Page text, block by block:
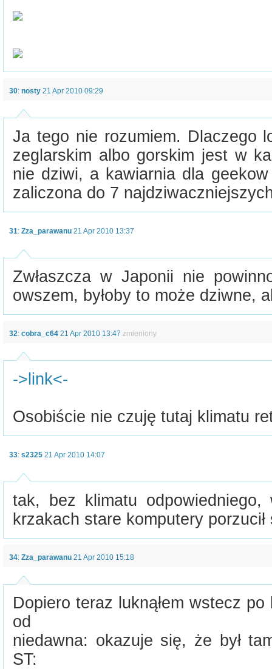
30: nosty 21 Apr 2010 09:29
Ja tego nie rozumiem. Dlaczego
zeglarskim albo gorskim jest w
nie dziwi, a kawiarnia dla
zaliczona do 7
31: Zza_parawanu 21 Apr 2010 13:37
Zwłaszcza w Japonii nie
owszem, byłoby to może dziwne,
32: cobra_c64 21 Apr 2010 13:47 zmieniony
->link<-
Osobiście nie czuję tutaj klimatu
33: s2325 21 Apr 2010 14:07
tak, bez klimatu
krzakach stare komputery
34: Zza_parawanu 21 Apr 2010 15:18
Dopiero teraz luknąłem wstecz
od
niedawna: okazuje się, że był
ST: